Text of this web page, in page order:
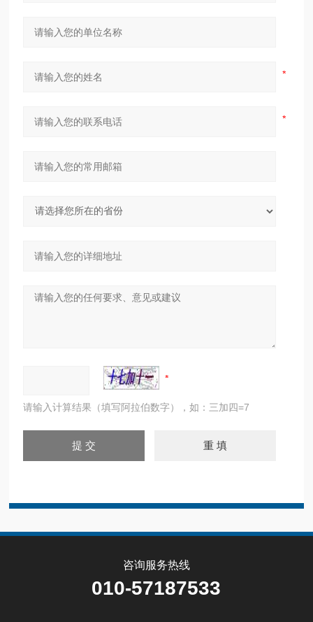
请输入计算结果（填写阿拉伯数字），如：三加四=7
咨询服务热线
010-57187533